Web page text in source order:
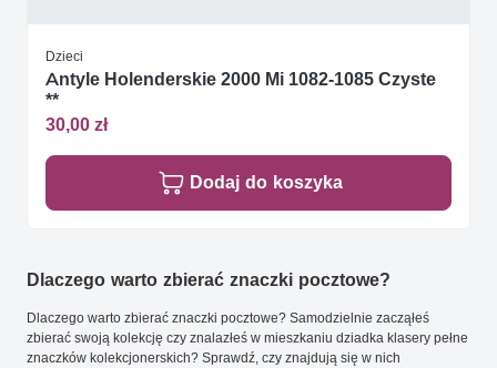
Dzieci
Antyle Holenderskie 2000 Mi 1082-1085 Czyste
**
30,00 zł
Dodaj do koszyka
Dlaczego warto zbierać znaczki pocztowe?
Dlaczego warto zbierać znaczki pocztowe? Samodzielnie zacząłeś
zbierać swoją kolekcję czy znalazłeś w mieszkaniu dziadka klasery pełne
znaczków kolekcjonerskich? Sprawdź, czy znajdują się w nich